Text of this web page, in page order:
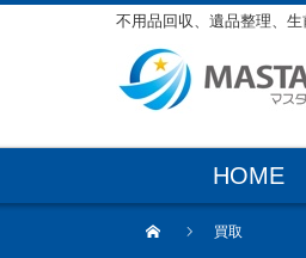
不用品回収、遺品整理、
HOME
買取